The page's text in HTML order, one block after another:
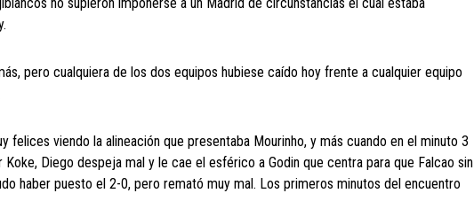
pero cualquiera de los dos equipos hubiese caído hoy frente a cualquier equipo
felices viendo la alineación que presentaba Mourinho, y más cuando en el minuto 3
Diego despeja mal y le cae el esférico a Godin que centra para que Falcao sin
haber puesto el 2-0, pero remató muy mal. Los primeros minutos del encuentro